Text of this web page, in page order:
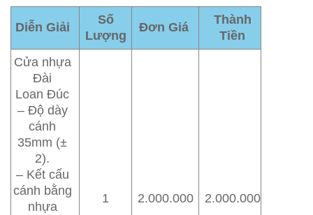
Diễn Giải
Số
Lượng
Đơn Giá
Thành
Tiền
Cửa nhựa
Đài
Loan Đúc
– Độ dày
cánh
35mm (±
2).
– Kết cấu
cánh bằng
nhựa
1 2.000.000 2.000.000